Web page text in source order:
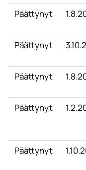
Päättynyt
Päättynyt
Päättynyt
Päättynyt
Päättynyt